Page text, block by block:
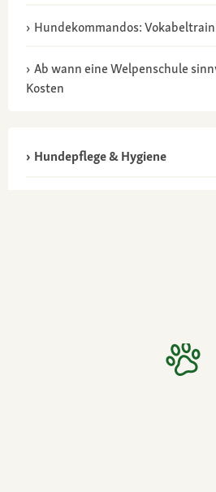
Hundekommandos:
Ab wann eine Welpenschule
Kosten
Hundepflege & Hygiene